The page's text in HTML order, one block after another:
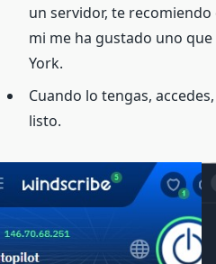
un servidor, te recomiendo
mi me ha gustado uno
York.
Cuando lo tengas,
listo.